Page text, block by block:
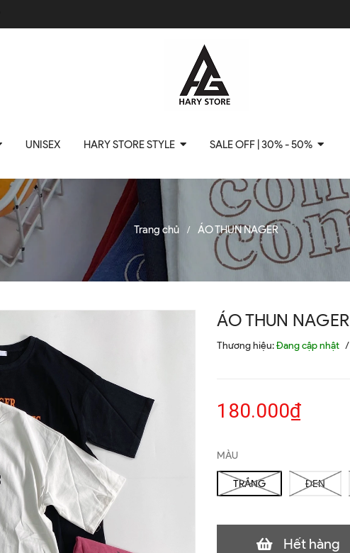
UNISEX HARY STORE STYLE SALE OFF | 30% - 50%
Trang chủ / ÁO THUN NAGER
ÁO THUN NAGER
Thương hiệu:Đang cập nhật /
180.000₫
MÀU
TRẮNG ĐEN
Hết hàng